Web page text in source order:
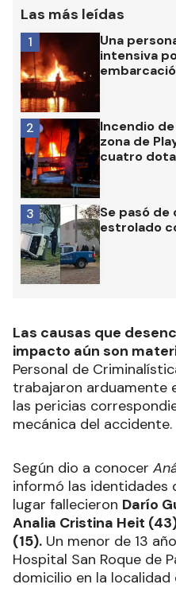
Las más leídas
Una
intensiva
1
Incendio
zona de
cuatro
2
Se pasó
estrolado
3
Las causas que
impacto aún son
Personal de
trabajaron arduamente
las pericias
mecánica del accidente.
Según dio a conocer
informó las identidades
lugar fallecieron Darío
Analia Cristina Heit
(15). Un menor de 13
Hospital San Roque de
domicilio en la localidad